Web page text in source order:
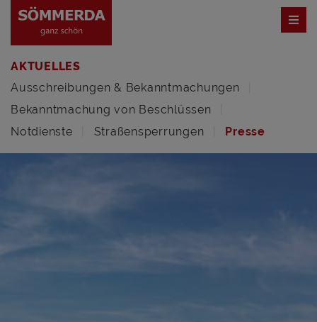
AKTUELLES
Ausschreibungen & Bekanntmachungen
Bekanntmachung von Beschlüssen
Notdienste
Straßensperrungen Presse